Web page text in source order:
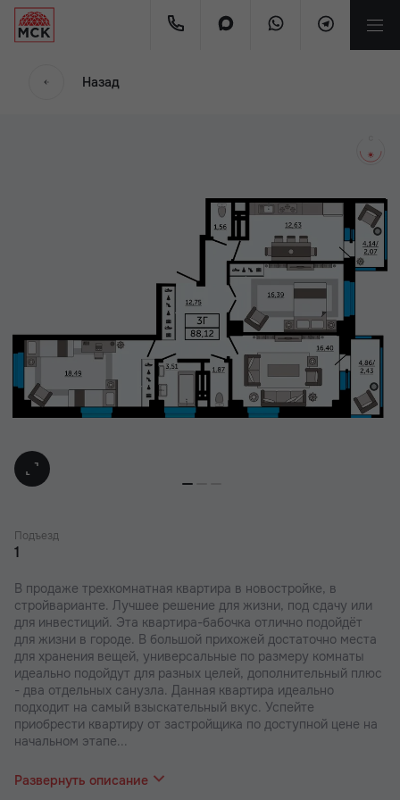
Назад
Подъезд
1
В продаже трехкомнатная квартира в новостройке, в
стройварианте. Лучшее решение для жизни, под сдачу или
для инвестиций. Эта квартира-бабочка отлично подойдёт
для жизни в городе. В большой прихожей достаточно места
для хранения вещей, универсальные по размеру комнаты
идеально подойдут для разных целей, дополнительный плюс
- два отдельных санузла. Данная квартира идеально
подходит на самый взыскательный вкус. Успейте
приобрести квартиру от застройщика по доступной цене на
начальном этапе...
В наших ЖК действуют индивидуальные акции и скидки. В
Развернуть описание